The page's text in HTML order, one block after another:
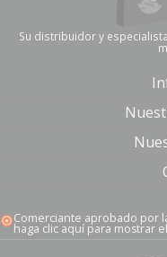
Su distribuidor y
Comerciante aprobado por
haga clic aquí para mostrar